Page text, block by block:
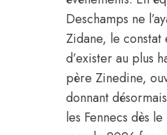
Deschamps ne
Zidane, le
d’exister au plus
père Zinedine,
donnant
les Fennecs dès